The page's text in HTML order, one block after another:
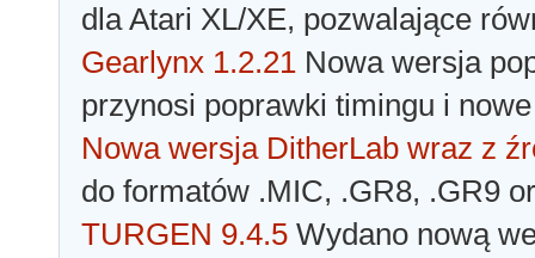
dla Atari XL/XE, pozwalające
Gearlynx 1.2.21 Nowa wersja
przynosi poprawki timingu i
Nowa wersja DitherLab wraz z
do formatów .MIC, .GR8, .GR9
TURGEN 9.4.5 Wydano nową